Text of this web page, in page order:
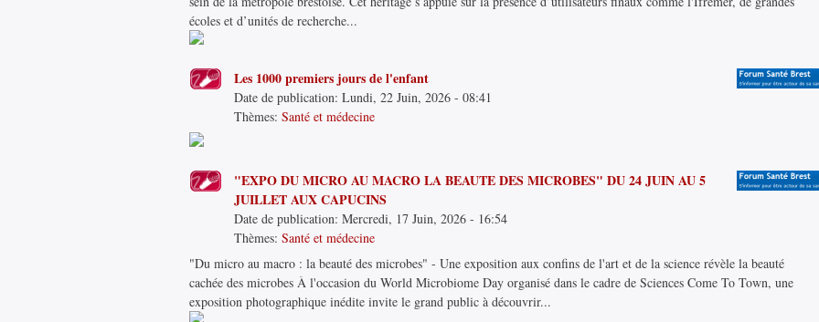
écoles et d’unités de recherche...
Les 1000 premiers jours de l'enfant
Date de publication:Lundi, 22 Juin, 2026 - 08:41
Thèmes:Santé et médecine
"EXPO DU MICRO AU MACRO LA BEAUTE DES MICROBES" DU 24 JUIN AU 5
JUILLET AUX CAPUCINS
Date de publication:Mercredi, 17 Juin, 2026 - 16:54
Thèmes:Santé et médecine
"Du micro au macro : la beauté des microbes" - Une exposition aux confins de l'art et de la science révèle la beauté
cachée des microbes À l'occasion du World Microbiome Day organisé dans le cadre de Sciences Come To Town, une
exposition photographique inédite invite le grand public à découvrir...